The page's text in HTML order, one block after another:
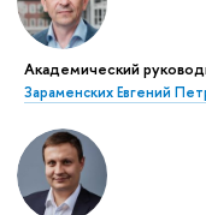
Академический
Зараменских Евгений